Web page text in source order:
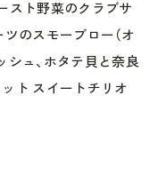
スト野菜のクラブサ
のスモーブロー（オ
シュ、ホタテ貝と奈良
ト スイートチリオ